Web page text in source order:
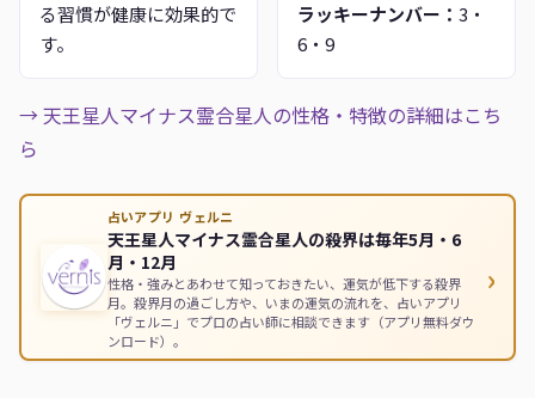
る習慣が健康に効果的で
す。
ラッキーナンバー： 3・
6・9
→ 天王星人マイナス霊合星人の性格・特徴の詳細はこち
ら
占いアプリ ヴェルニ
天王星人マイナス霊合星人の殺界は毎年5月・6
月・12月
性格・強みとあわせて知っておきたい、運気が低下する殺界
月。殺界月の過ごし方や、いまの運気の流れを、占いアプリ
「ヴェルニ」でプロの占い師に相談できます（アプリ無料ダウ
ンロード）。
›